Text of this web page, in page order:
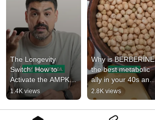
The Longevity
Switch: How to
Activate the AMPK
Pathway at 40 🧬
1.4K views
Why is BERBERINE
the best metabolic
ally in your 40s and
50s?
2.8K views